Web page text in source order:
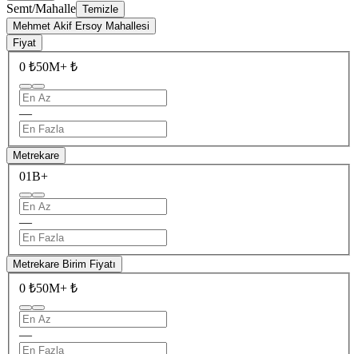
Semt/Mahalle Temizle
Mehmet Akif Ersoy Mahallesi
Fiyat
0 ₺50M+ ₺
—
Metrekare
01B+
—
Metrekare Birim Fiyatı
0 ₺50M+ ₺
—